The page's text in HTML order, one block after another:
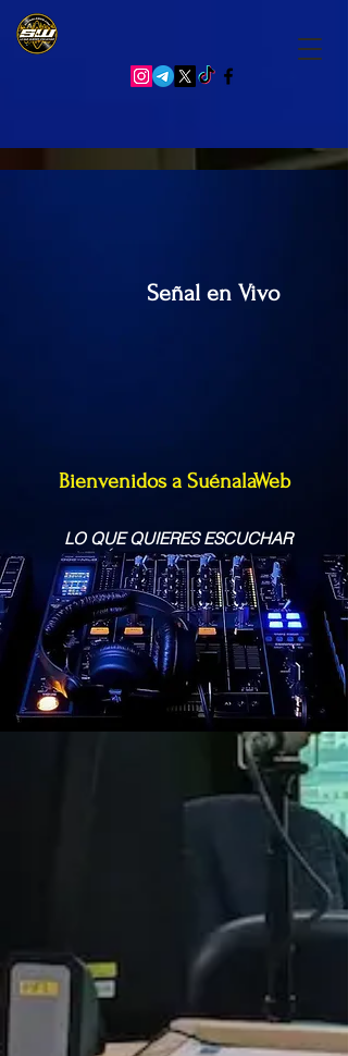
Bienvenidos a SuénalaWeb
Señal en Vivo
LO QUE QUIERES ESCUCHAR